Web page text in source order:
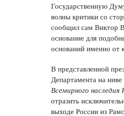
Государственную
волны критики со
сообщил сам Виктор
основание для
оснований именно от
В представленной
Департамента на
Всемирного
отразить
выходе России из